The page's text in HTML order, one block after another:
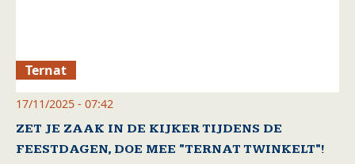
Ternat
17/11/2025 - 07:42
ZET JE ZAAK IN DE KIJKER TIJDENS DE
FEESTDAGEN, DOE MEE "TERNAT TWINKELT"!